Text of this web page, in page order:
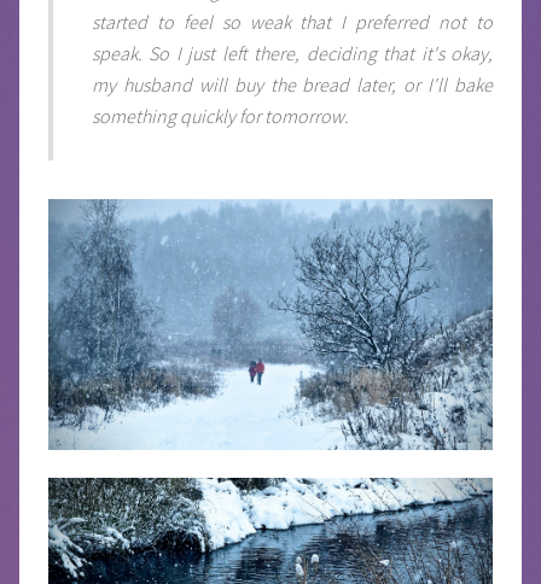
started to feel so weak that I preferred not to
speak. So I just left there, deciding that it's okay,
my husband will buy the bread later, or I'll bake
something quickly for tomorrow.